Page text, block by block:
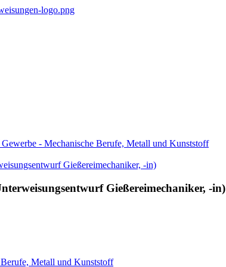
- Mechanische Berufe, Metall und Kunststoff
Gießereimechaniker, -in)
Metall und Kunststoff